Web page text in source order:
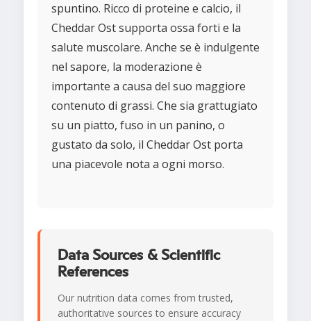
spuntino. Ricco di proteine e calcio, il
Cheddar Ost supporta ossa forti e la
salute muscolare. Anche se è indulgente
nel sapore, la moderazione è
importante a causa del suo maggiore
contenuto di grassi. Che sia grattugiato
su un piatto, fuso in un panino, o
gustato da solo, il Cheddar Ost porta
una piacevole nota a ogni morso.
Data Sources & Scientific
References
Our nutrition data comes from trusted,
authoritative sources to ensure accuracy